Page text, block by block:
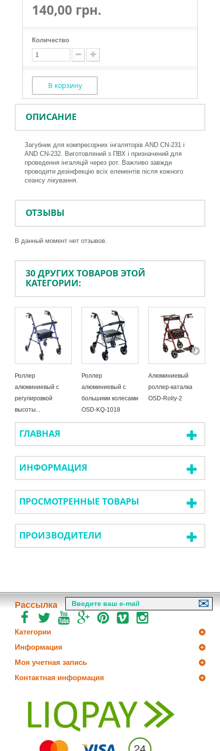
140,00 грн.
Количество
В корзину
ОПИСАНИЕ
Загубник для компресорних інгаляторів AND CN-231 і
AND CN-232. Виготовлений з ПВХ і призначений для
проведення інгаляцій через рот. Важливо завжди
проводити дезінфекцію всіх елементів після кожного
сеансу лікування.
ОТЗЫВЫ
В данный момент нет отзывов.
30 ДРУГИХ ТОВАРОВ ЭТОЙ
КАТЕГОРИИ:
Роллер
алюминиевый с
регулировкой
высоты...
Роллер
алюминиевый с
большими колесами
OSD-KQ-1018
Алюминиевый
роллер-каталка
OSD-Rolly-2
ГЛАВНАЯ
ИНФОРМАЦИЯ
ПРОСМОТРЕННЫЕ ТОВАРЫ
ПРОИЗВОДИТЕЛИ
Рассылка
Категории
Информация
Моя учетная запись
Контактная информация